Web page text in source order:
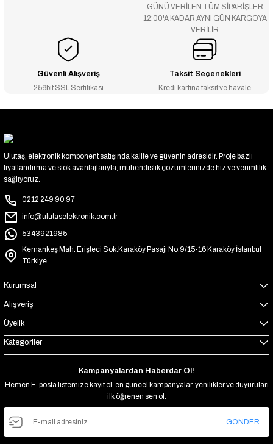
GÜNÜ VERİLEN TÜM SİPARİŞLER
12:00'A KADAR AYNI GÜN KARGOYA
VERİLİR
Güvenli Alışveriş
256bit SSL Sertifikası
Taksit Seçenekleri
Kredi kartına taksit ve havale
Ulutaş, elektronik komponent satışında kalite ve güvenin adresidir. Proje bazlı
fiyatlandırma ve stok avantajlarıyla, mühendislik çözümlerinizde hız ve verimlilik
sağlıyoruz.
0212 249 90 97
info@ulutaselektronik.com.tr
5343921985
Kemankeş Mah. Erişteci Sok.Karaköy Pasajı No:9/15-16 Karaköy İstanbul
Türkiye
Kurumsal
Alışveriş
Üyelik
Kategoriler
Kampanyalardan Haberdar Ol!
Hemen E-posta listemize kayıt ol, en güncel kampanyalar, yenilikler ve duyuruları
ilk öğrenen sen ol.
GÖNDER